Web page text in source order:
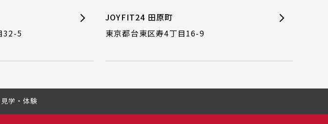
32-5
JOYFIT24 田原町
東京都台東区寿4丁目16-9
見学・体験